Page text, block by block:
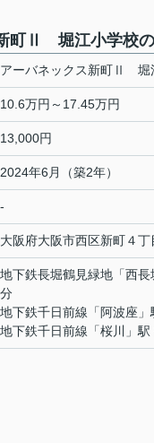
町Ⅱ 堀江小学校
アーバネックス新町Ⅱ 堀
10.6万円～17.45万円
13,000円
2024年6月（築2年）
-
大阪府大阪市西区新町４丁
地下鉄長堀鶴見緑地 「西長
分
地下鉄千日前線 「 阿波座
地下鉄千日前線 「桜川 」